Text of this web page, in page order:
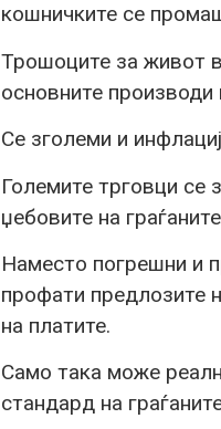
кошничките се
Трошоците за живот
основните производи
Се зголеми и
Големите трговци се
џебовите на
Наместо погрешни и
профати предлозите
на платите.
Само така може
стандард на